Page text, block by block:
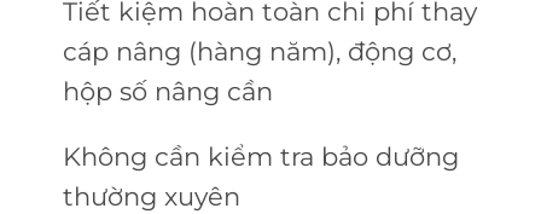
Tiết kiệm hoàn toàn chi phí thay
cáp nâng (hàng năm), động cơ,
hộp số nâng cần
Không cần kiểm tra bảo dưỡng
thường xuyên